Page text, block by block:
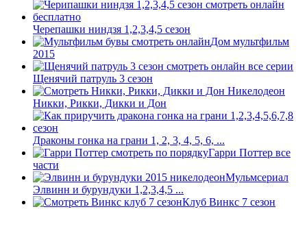
Черепашки ниндзя 1,2,3,4,5 сезон
Дом мультфильм
2015
Щенячий патруль 3 сезон
Никки, Рикки, Дикки и Дон
Драконы гонка на грани 1, 2, 3, 4, 5, 6, ...
Гарри Поттер все
части
Мульмсериал
Элвинн и бурундуки 1,2,3,4,5 ...
Клуб Винкс 7 сезон